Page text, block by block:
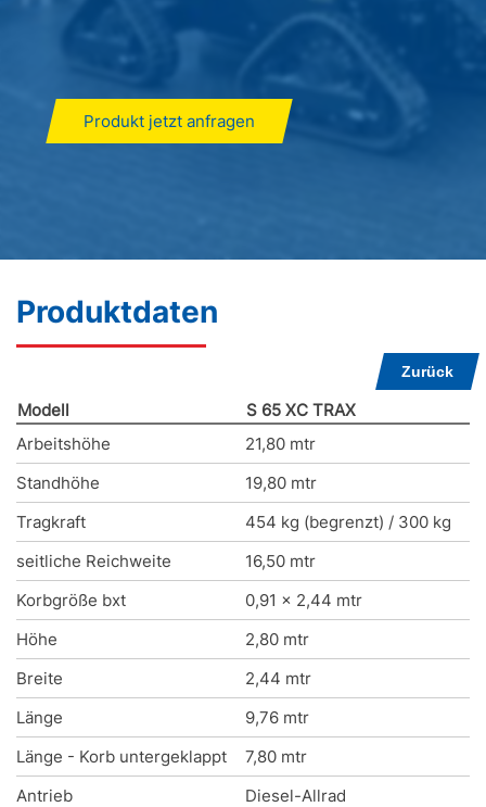
Produkt jetzt anfragen
Produktdaten
Zurück
Modell
S 65 XC TRAX
Arbeitshöhe
21,80 mtr
Standhöhe
19,80 mtr
Tragkraft
454 kg (begrenzt) / 300 kg
seitliche Reichweite
16,50 mtr
Korbgröße bxt
0,91 x 2,44 mtr
Höhe
2,80 mtr
Breite
2,44 mtr
Länge
9,76 mtr
Länge - Korb untergeklappt
7,80 mtr
Antrieb
Diesel-Allrad